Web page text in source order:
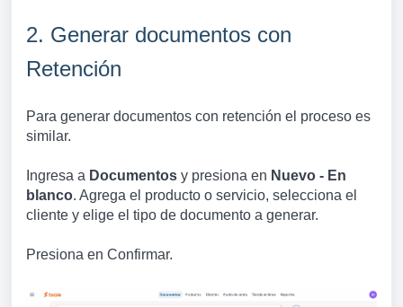
2. Generar documentos con
Retención
Para generar documentos con retención el proceso es
similar.
Ingresa a Documentos y presiona en Nuevo - En
blanco. Agrega el producto o servicio, selecciona el
cliente y elige el tipo de documento a generar.
Presiona en Confirmar.